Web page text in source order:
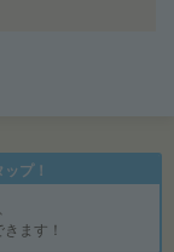
プ！
きます！